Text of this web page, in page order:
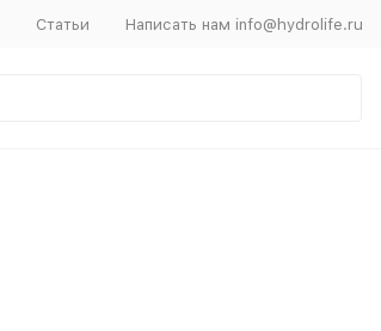
Статьи Написать нам info@hydrolife.ru